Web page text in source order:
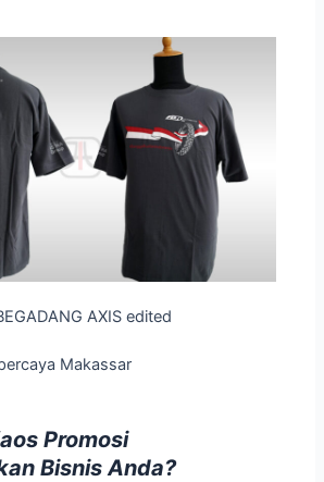
Promosi
Bisnis Anda?